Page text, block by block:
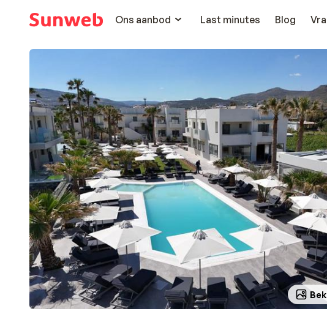
Ons aanbod
Last minutes Blog